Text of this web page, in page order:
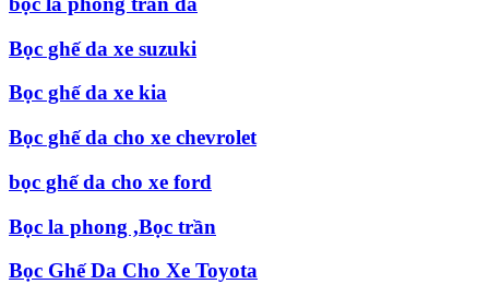
Bọc ghế da xe suzuki
Bọc ghế da xe kia
Bọc ghế da cho xe chevrolet
bọc ghế da cho xe ford
Bọc la phong ,Bọc trần
Bọc Ghế Da Cho Xe Toyota